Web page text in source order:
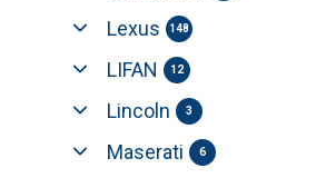
Lexus 148
LIFAN 12
Lincoln 3
Maserati 6